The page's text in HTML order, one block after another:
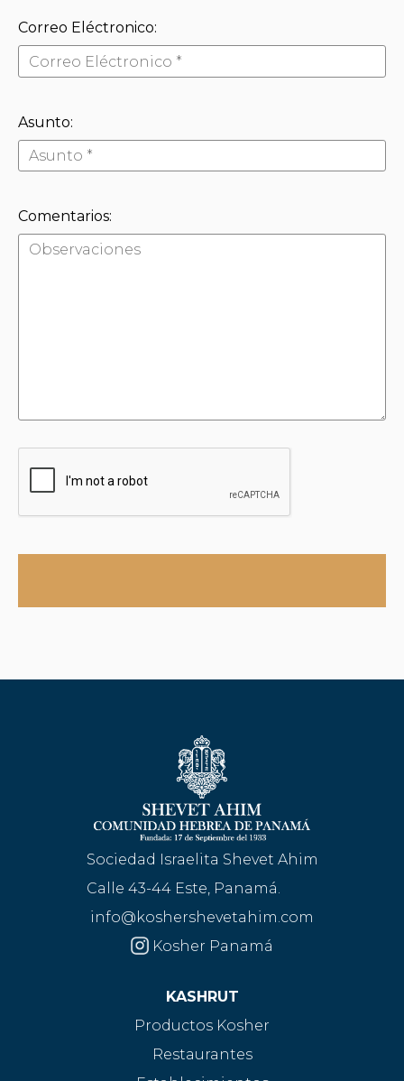
Correo Eléctronico:
Asunto:
Comentarios:
Sociedad Israelita Shevet Ahim
Calle 43-44 Este, Panamá.
info@koshershevetahim.com
Kosher Panamá
KASHRUT
Productos Kosher
Restaurantes